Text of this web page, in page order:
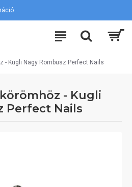
- Kugli Nagy Rombusz Perfect Nails
- Kugli
Perfect Nails